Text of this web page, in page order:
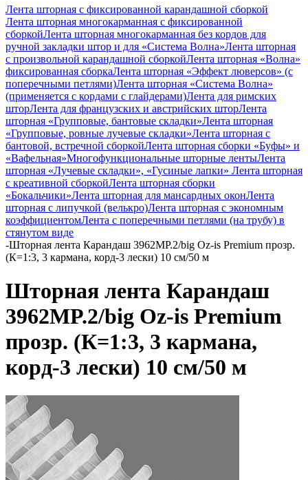
Лента шторная с фиксированной карандашной сборкой
Лента шторная многокарманная с фиксированной
сборкойЛента шторная многокарманная без кордов для
ручной закладки штор и для «Система Волна»Лента шторная
с произвольной карандашной сборкойЛента шторная «Волна»
фиксированная сборкаЛента шторная «Эффект люверсов» (с
поперечными петлями)Лента шторная «Система Волна»
(применяется с кордами с глайдерами)Лента для римских
шторЛента для французских и австрийских шторЛента
шторная «Групповые, бантовые складки»Лента шторная
«Групповые, ровные лучевые складки»Лента шторная с
бантовой, встречной сборкойЛента шторная сборки «Буфы» и
«Вафельная»Многофункциональные шторные лентыЛента
шторная «Лучевые складки», «Гусиные лапки» Лента шторная
с креативной сборкойЛента шторная сборки
«Бокальчики»Лента шторная для мансардных оконЛента
шторная с липучкой (велькро)Лента шторная с экономным
коэффициентомЛента с поперечными петлями (на трубу) в
стянутом виде
-Шторная лента Карандаш 3962MP.2/big Oz-is Premium прозр.
(К=1:3, 3 кармана, корд-3 лески) 10 см/50 м
Шторная лента Карандаш
3962MP.2/big Oz-is Premium
прозр. (К=1:3, 3 кармана,
корд-3 лески) 10 см/50 м